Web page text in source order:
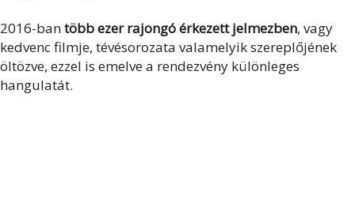
2016-bantöbb ezer rajongó érkezett jelmezben, vagy
kedvenc filmje, tévésorozata valamelyik szereplőjének
öltözve, ezzel is emelve a rendezvény különleges
hangulatát.